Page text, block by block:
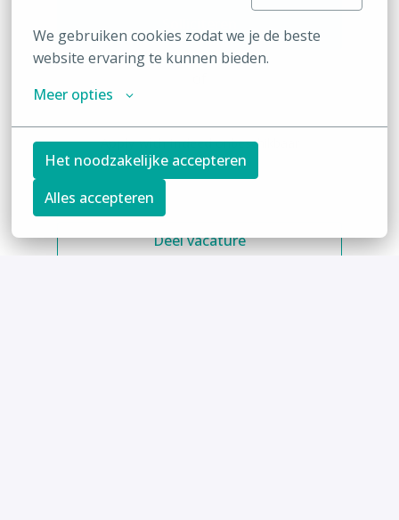
We gebruiken cookies zodat we je de beste
website ervaring te kunnen bieden.
Meer opties
Het noodzakelijke accepteren
Alles accepteren
Apply with Indeed onbeschikbaar
Cookies bijwerken
Deel vacature